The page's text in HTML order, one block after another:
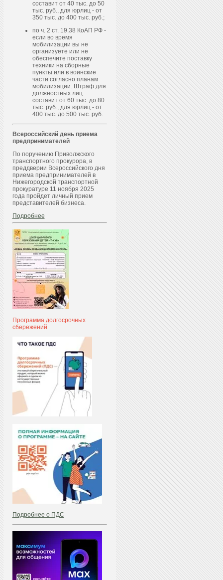
составит от 40 тыс. до 50
тыс. руб., для юрлиц - от
350 тыс. до 400 тыс. руб.;
по ч. 2 ст. 19.38 КоАП РФ -
если во время
мобилизации вы не
организуете или не
обеспечите поставку
техники на сборные
пункты или в воинские
части согласно планам
мобилизации. Штраф для
должностных лиц
составит от 60 тыс. до 80
тыс. руб., для юрлиц - от
400 тыс. до 500 тыс. руб.
Всероссийский день приема
предпринимателей
По поручению Приволжского
транспортного прокурора, в
преддверии Всероссийского дня
приема предпринимателей в
Нижегородской транспортной
прокуратуре 11 ноября 2025
года пройдет личный прием
представителей бизнеса.
Подробнее
Программа долгосрочных
сбережений
Подробнее о ПДС